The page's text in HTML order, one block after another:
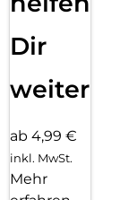
Dir
weiter
ab 4,99 €
inkl. MwSt.
Mehr